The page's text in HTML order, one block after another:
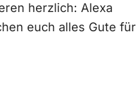
herzlich: Alexa
euch alles Gute für